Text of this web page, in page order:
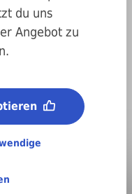
du uns
Angebot zu